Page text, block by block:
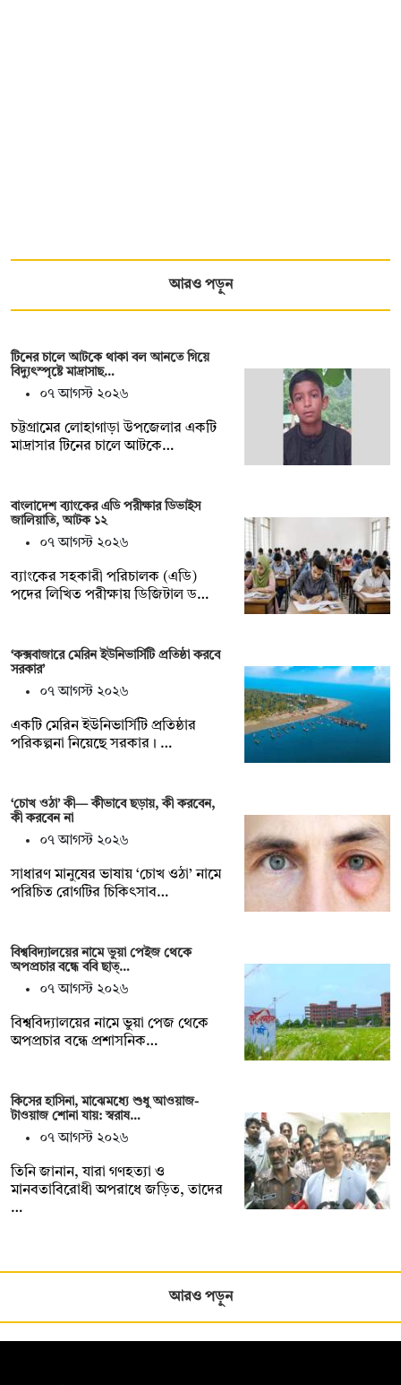
আরও পড়ুন
টিনের চালে আটকে থাকা বল আনতে গিয়ে
বিদ্যুৎস্পৃষ্টে মাদ্রাসাছ…
০৭ আগস্ট ২০২৬
চট্টগ্রামের লোহাগাড়া উপজেলার একটি
মাদ্রাসার টিনের চালে আটকে…
বাংলাদেশ ব্যাংকের এডি পরীক্ষার ডিভাইস
জালিয়াতি, আটক ১২
০৭ আগস্ট ২০২৬
ব্যাংকের সহকারী পরিচালক (এডি)
পদের লিখিত পরীক্ষায় ডিজিটাল ড…
‘কক্সবাজারে মেরিন ইউনিভার্সিটি প্রতিষ্ঠা করবে
সরকার’
০৭ আগস্ট ২০২৬
একটি মেরিন ইউনিভার্সিটি প্রতিষ্ঠার
পরিকল্পনা নিয়েছে সরকার। …
‘চোখ ওঠা’ কী— কীভাবে ছড়ায়, কী করবেন,
কী করবেন না
০৭ আগস্ট ২০২৬
সাধারণ মানুষের ভাষায় ‘চোখ ওঠা’ নামে
পরিচিত রোগটির চিকিৎসাব…
বিশ্ববিদ্যালয়ের নামে ভুয়া পেইজ থেকে
অপপ্রচার বন্ধে ববি ছাত্…
০৭ আগস্ট ২০২৬
বিশ্ববিদ্যালয়ের নামে ভুয়া পেজ থেকে
অপপ্রচার বন্ধে প্রশাসনিক…
কিসের হাসিনা, মাঝেমধ্যে শুধু আওয়াজ-
টাওয়াজ শোনা যায়: স্বরাষ…
০৭ আগস্ট ২০২৬
তিনি জানান, যারা গণহত্যা ও
মানবতাবিরোধী অপরাধে জড়িত, তাদের
…
আরও পড়ুন